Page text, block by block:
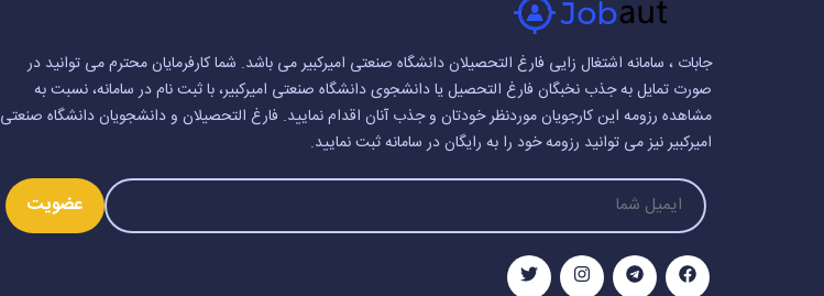
جابات ، سامانه اشتغال زایی فارغ التحصیلان دانشگاه صنعتی امیرکبیر می باشد. شما کارفرمایان محترم می توانید در
صورت تمایل به جذب نخبگان فارغ التحصیل یا دانشجوی دانشگاه صنعتی امیرکبیر، با ثبت نام در سامانه، نسبت به
مشاهده رزومه این کارجویان موردنظر خودتان و جذب آنان اقدام نمایید. فارغ التحصیلان و دانشجویان دانشگاه صنعتی
امیرکبیر نیز می توانید رزومه خود را به رایگان در سامانه ثبت نمایید.
عضویت